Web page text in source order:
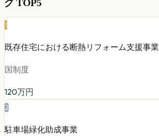
グ TOP5
1
既存住宅における断熱リフォーム支援事業
国制度
120万円
2
駐車場緑化助成事業